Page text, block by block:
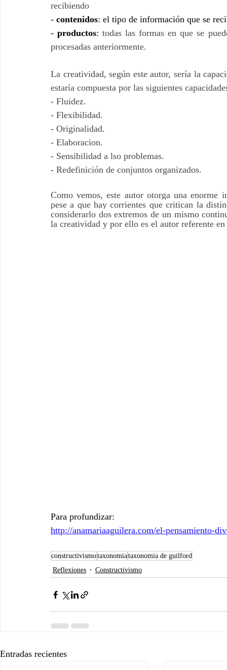
recibiendo
- contenidos: el tipo de información que se
- productos: todas las formas en que se
procesadas anteriormente.
La creatividad, según este autor, sería la
estaría compuesta por las siguientes
- Fluidez.
- Flexibilidad.
- Originalidad.
- Elaboracion.
- Sensibilidad a lso problemas.
- Redefinición de conjuntos organizados.
Como vemos, este autor otorga una enorme
pese a que hay corrientes que critican la
considerarlo dos extremos de un mismo
la creatividad y por ello es el autor referente en
Para profundizar:
http://anamariaaguilera.com/el-pensamiento-
constructivismotaxonomiataxonomia de guilford
Reflexiones
Constructivismo
Entradas recientes